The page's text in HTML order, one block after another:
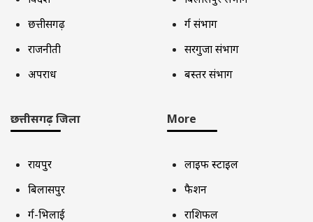
छत्तीसगढ़
राजनीती
अपराध
दुर्ग संभाग
सरगुजा संभाग
बस्तर संभाग
छत्तीसगढ़ जिला
रायपुर
बिलासपुर
दुर्ग-भिलाई
More
लाइफ स्टाइल
फैशन
राशिफल